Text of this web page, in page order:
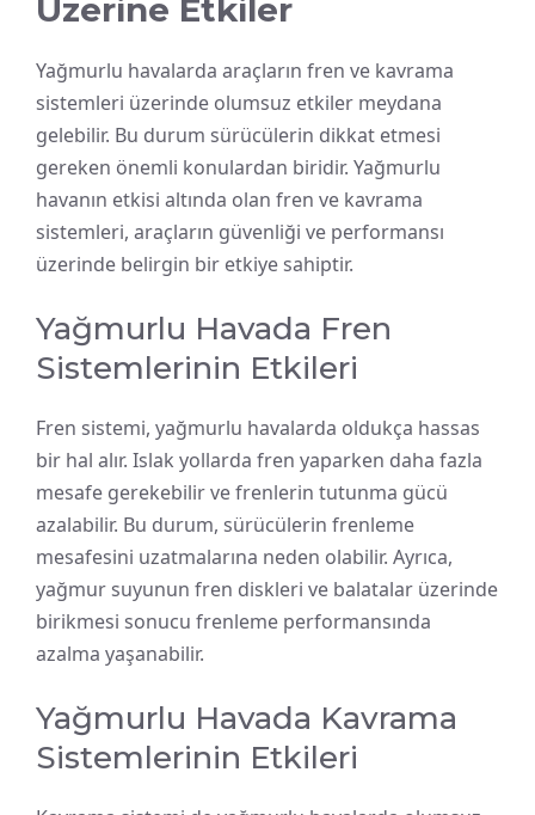
Üzerine Etkiler
Yağmurlu havalarda araçların fren ve kavrama
sistemleri üzerinde olumsuz etkiler meydana
gelebilir. Bu durum sürücülerin dikkat etmesi
gereken önemli konulardan biridir. Yağmurlu
havanın etkisi altında olan fren ve kavrama
sistemleri, araçların güvenliği ve performansı
üzerinde belirgin bir etkiye sahiptir.
Yağmurlu Havada Fren
Sistemlerinin Etkileri
Fren sistemi, yağmurlu havalarda oldukça hassas
bir hal alır. Islak yollarda fren yaparken daha fazla
mesafe gerekebilir ve frenlerin tutunma gücü
azalabilir. Bu durum, sürücülerin frenleme
mesafesini uzatmalarına neden olabilir. Ayrıca,
yağmur suyunun fren diskleri ve balatalar üzerinde
birikmesi sonucu frenleme performansında
azalma yaşanabilir.
Yağmurlu Havada Kavrama
Sistemlerinin Etkileri